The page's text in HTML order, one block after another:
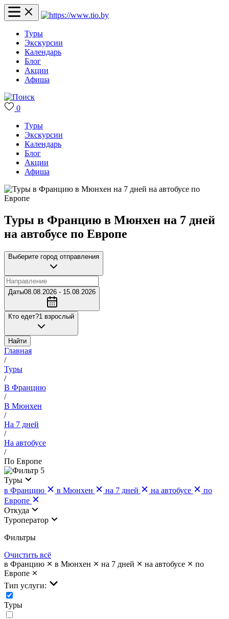
Туры
Экскурсии
Календарь
Блог
Акции
Афиша
0
Туры
Экскурсии
Календарь
Блог
Акции
Афиша
Туры в Францию в Мюнхен на 7 дней
на автобусе по Европе
Выберите город отправления
Даты08.08.2026 - 15.08.2026
Кто едет?1 взрослый
Найти
Главная
/
Туры
/
В Францию
/
В Мюнхен
/
На 7 дней
/
На автобусе
/
По Европе
5
Туры
в Францию
в Мюнхен на 7 дней на автобусе
по
Европе
Откуда
Туроператор
Фильтры
Очистить всё
в Францию
в Мюнхен на 7 дней на автобусе
по
Европе
Тип услуги:
Туры